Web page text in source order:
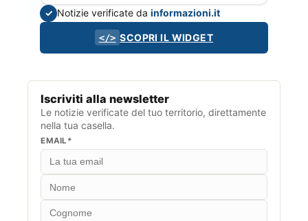
✓ Notizie verificate dainformazioni.it
</> SCOPRI IL WIDGET
Iscriviti alla newsletter
Le notizie verificate del tuo territorio, direttamente
nella tua casella.
EMAIL*